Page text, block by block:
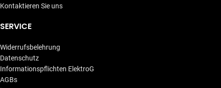
Kontaktieren Sie uns
SERVICE
Widerrufsbelehrung
Datenschutz
Informationspflichten ElektroG
AGBs